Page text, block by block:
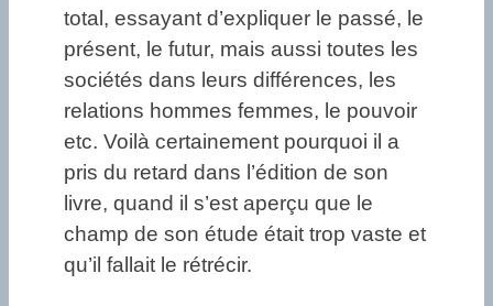
total, essayant d’expliquer le passé, le
présent, le futur, mais aussi toutes les
sociétés dans leurs différences, les
relations hommes femmes, le pouvoir
etc. Voilà certainement pourquoi il a
pris du retard dans l’édition de son
livre, quand il s’est aperçu que le
champ de son étude était trop vaste et
qu’il fallait le rétrécir.